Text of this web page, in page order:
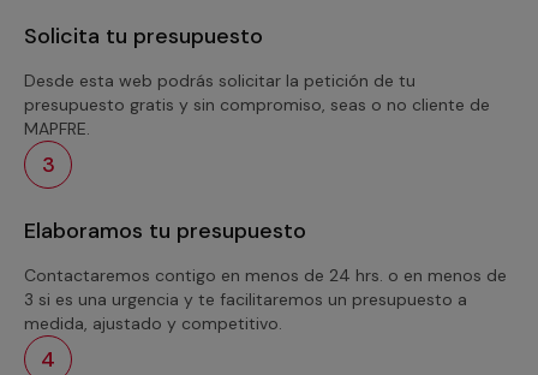
Solicita tu presupuesto
Desde esta web podrás solicitar la petición de tu
presupuesto gratis y sin compromiso, seas o no cliente de
MAPFRE.
3
Elaboramos tu presupuesto
Contactaremos contigo en menos de 24 hrs. o en menos de
3 si es una urgencia y te facilitaremos un presupuesto a
medida, ajustado y competitivo.
4